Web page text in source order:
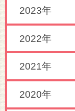
2023年
2022年
2021年
2020年